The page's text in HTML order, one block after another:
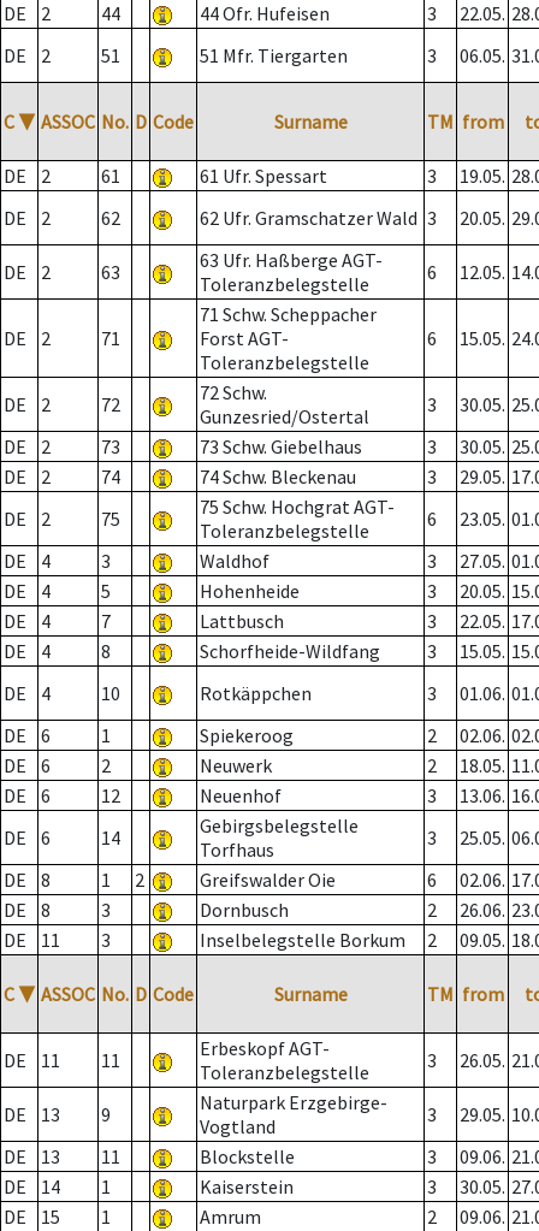
DE
2 44 44 Ofr. Hufeisen 3 22.05.
DE
2 51 51 Mfr. Tiergarten 3 06.05.
C ▼ ASSOC No. D Code Surname TM from
DE 2 61 61 Ufr. Spessart 3 19.05.
DE
2 62 62 Ufr. Gramschatzer Wald 3 20.05.
DE 2 63
63 Ufr. Haßberge AGT-
Toleranzbelegstelle
6 12.05.
DE 2 71
71 Schw. Scheppacher
Forst AGT-
Toleranzbelegstelle
6 15.05.
DE 2 72
72 Schw.
Gunzesried/Ostertal
3 30.05.
DE
2 73 73 Schw. Giebelhaus 3 30.05.
DE
2 74 74 Schw. Bleckenau 3 29.05.
DE
2 75
75 Schw. Hochgrat AGT-
Toleranzbelegstelle
6 23.05.
DE
4 3 Waldhof 3 27.05.
DE
4 5 Hohenheide 3 20.05.
DE
4 7 Lattbusch 3 22.05.
DE
4 8 Schorfheide-Wildfang 3 15.05.
DE
4 10 Rotkäppchen 3 01.06.
DE
6 1 Spiekeroog 2 02.06.
DE
6 2 Neuwerk 2 18.05.
DE
6 12 Neuenhof 3 13.06.
DE
6 14
Gebirgsbelegstelle
Torfhaus
3 25.05.
DE
8 1 2 Greifswalder Oie 6 02.06.
DE
8 3 Dornbusch 2 26.06.
DE
11 3 Inselbelegstelle Borkum 2 09.05.
C ▼ ASSOC No. D Code Surname TM from
DE 11 11
Erbeskopf AGT-
Toleranzbelegstelle
3 26.05.
DE 13 9
Naturpark Erzgebirge-
Vogtland
3 29.05.
DE
13 11 Blockstelle 3 09.06.
DE
14 1 Kaiserstein 3 30.05.
DE
15 1 Amrum 2 09.06.